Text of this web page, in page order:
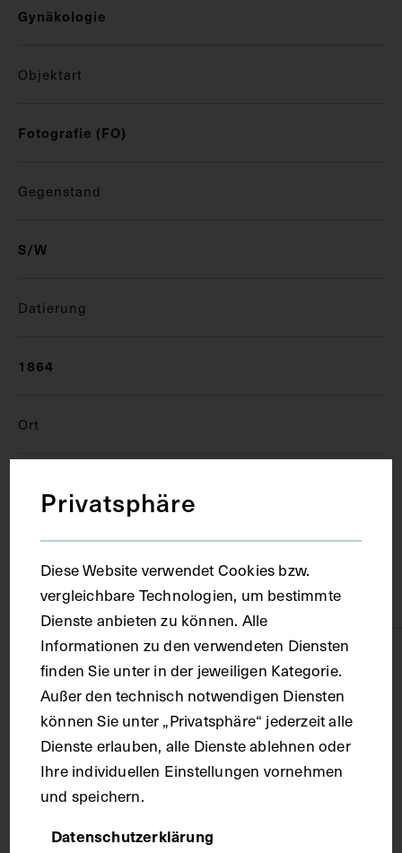
Gynäkologie
Objektart
Fotografie (FO)
Gegenstand
S/W
Datierung
1864
Ort
Material
Papier, Karton
Technik
Fotografie
Maße
Bildmaß 12,1 x 9 cm
Privatsphäre
Diese Website verwendet Cookies bzw.
vergleichbare Technologien, um bestimmte
Dienste anbieten zu können. Alle
Informationen zu den verwendeten Diensten
finden Sie unter in der jeweiligen Kategorie.
Außer den technisch notwendigen Diensten
können Sie unter „Privatsphäre“ jederzeit alle
Dienste erlauben, alle Dienste ablehnen oder
Ihre individuellen Einstellungen vornehmen
und speichern.
Datenschutzerklärung